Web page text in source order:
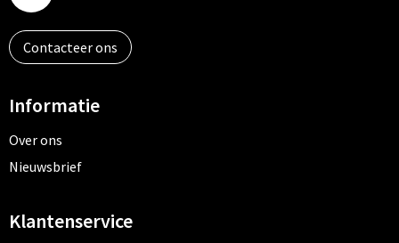
Contacteer ons
Informatie
Over ons
Nieuwsbrief
Klantenservice